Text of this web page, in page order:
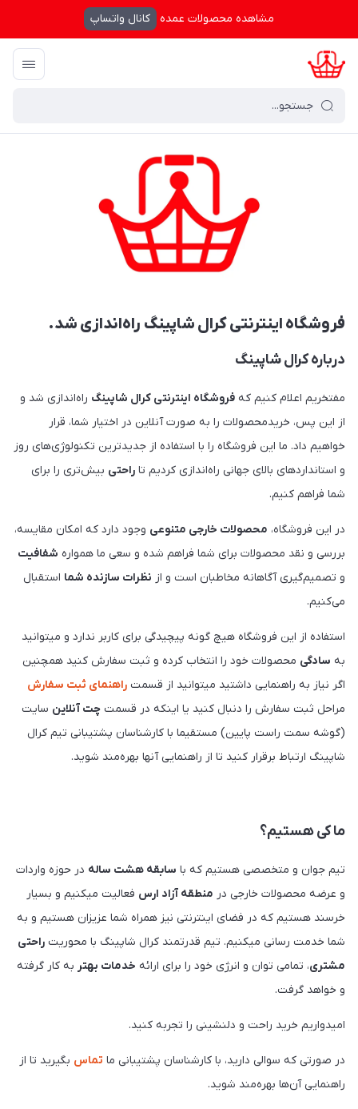
مشاهده محصولات عمده کانال واتساپ
کرال شاپینگ / بایگانی نوشته‌ها
فروشگاه اینترنتی کرال شاپینگ راه‌اندازی شد.
درباره کرال شاپینگ
مفتخریم اعلام کنیم که فروشگاه اینترنتی کرال شاپینگ راه‌اندازی شد و
از این پس، خریدمحصولات را به صورت آنلاین در اختیار شما، قرار
خواهیم داد. ما این فروشگاه را با استفاده از جدیدترین تکنولوژی‌های روز
و استانداردهای بالای جهانی راه‌اندازی کردیم تا راحتی بیش‌تری را برای
شما فراهم کنیم.
در این فروشگاه، محصولات خارجی متنوعی وجود دارد که امکان مقایسه،
بررسی و نقد محصولات برای شما فراهم شده و سعی ما همواره شفافیت
و تصمیم‌گیری آگاهانه مخاطبان است و از نظرات سازنده شما استقبال
می‌کنیم.
استفاده از این فروشگاه هیچ گونه پیچیدگی برای کاربر ندارد و میتوانید
به سادگی محصولات خود را انتخاب کرده و ثبت سفارش کنید همچنین
اگر نیاز به راهنمایی داشتید میتوانید از قسمت راهنمای ثبت سفارش
مراحل ثبت سفارش را دنبال کنید یا اینکه در قسمت چت آنلاین سایت
(گوشه سمت راست پایین) مستقیما با کارشناسان پشتیبانی تیم کرال
شاپینگ ارتباط برقرار کنید تا از راهنمایی آنها بهره‌مند شوید.
ما کی هستیم؟
تیم جوان و متخصصی هستیم که با سابقه هشت ساله در حوزه واردات
و عرضه محصولات خارجی در منطقه آزاد ارس فعالیت میکنیم و بسیار
خرسند هستیم که در فضای اینترنتی نیز همراه شما عزیزان هستیم و به
شما خدمت رسانی میکنیم. تیم قدرتمند کرال شاپینگ با محوریت راحتی
مشتری، تمامی توان و انرژی خود را برای ارائه خدمات بهتر به کار گرفته
و خواهد گرفت.
امیدواریم خرید راحت و دلنشینی را تجربه کنید.
در صورتی که سوالی دارید، با کارشناسان پشتیبانی ما تماس بگیرید تا از
راهنمایی آن‌ها بهره‌مند شوید.